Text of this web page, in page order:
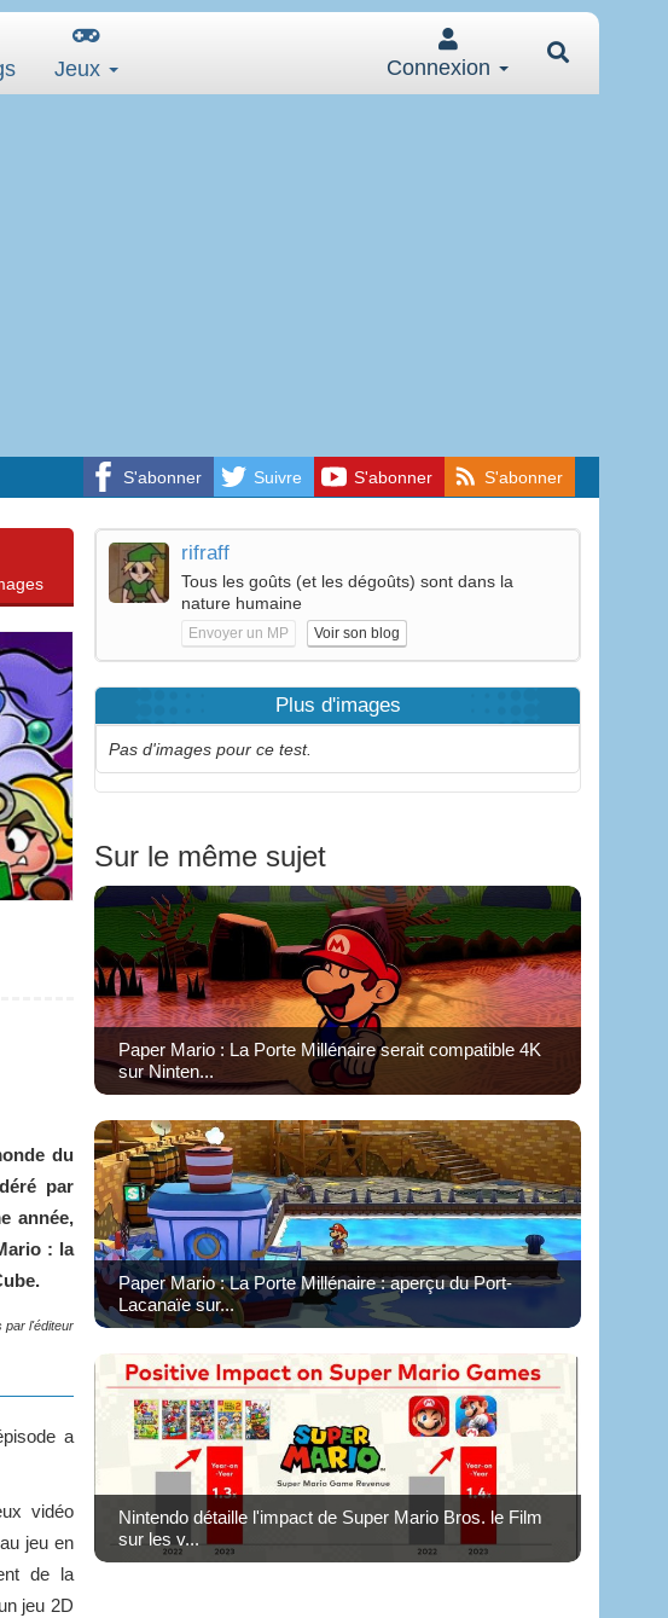
Jeux Connexion
S'abonner Suivre S'abonner S'abonner
du
par
année,
: la
par l'éditeur
a
vidéo
jeu en
de la
jeu 2D
rifraff
Tous les goûts (et les dégoûts) sont dans la
nature humaine
Envoyer un MP Voir son blog
Plus d'images
Pas d'images pour ce test.
Sur le même sujet
Paper Mario : La Porte Millénaire serait compatible 4K
sur Ninten...
Paper Mario : La Porte Millénaire : aperçu du Port-
Lacanaïe sur...
Nintendo détaille l'impact de Super Mario Bros. le Film
sur les v...